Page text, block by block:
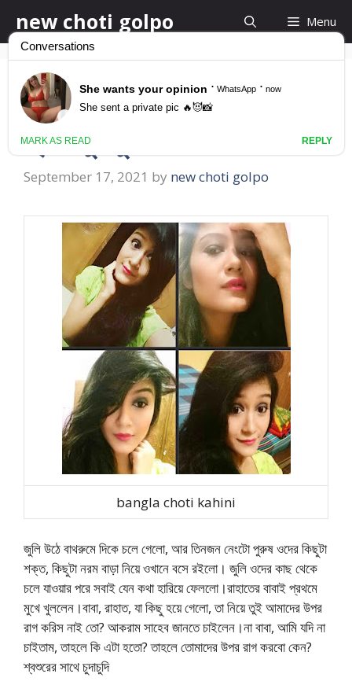
to
content
new choti golpo Menu
শ্বশুর দেবর আর স্বামীর সাথে
গ্রুপ চুদাচুদি
September 17, 2021 by new choti golpo
bangla choti kahini
জুলি উঠে বাথরুমে দিকে চলে গেলো, আর তিনজন নেংটো পুরুষ ওদের কিছুটা
শক্ত, কিছুটা নরম বাড়া নিয়ে ওখানে বসে রইলো। জুলি ওদের কাছ থেকে
চলে যাওয়ার পরে সবাই যেন কথা হারিয়ে ফেললো।রাহাতের বাবাই প্রথমে
মুখে খুললেন।বাবা, রাহাত, যা কিছু হয়ে গেলো, তা নিয়ে তুই আমাদের উপর
রাগ করিস নাই তো? আকরাম সাহেব জানতে চাইলেন।না বাবা, আমি যদি না
চাইতাম, তাহলে কি এটা হতো? তাহলে তোমাদের উপর রাগ করবো কেন?
শ্বশুরের সাথে চুদাচুদি